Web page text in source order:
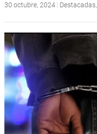
30 octubre, 2024| Destacadas,